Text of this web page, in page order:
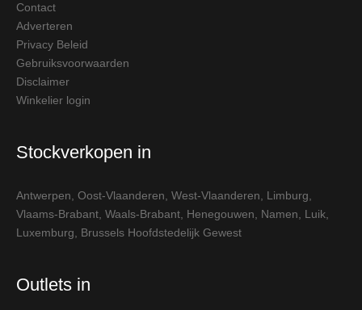
Contact
Adverteren
Privacy Beleid
Gebruiksvoorwaarden
Disclaimer
Winkelier login
Stockverkopen in
Antwerpen Oost-Vlaanderen West-Vlaanderen Limburg
Vlaams-Brabant Waals-Brabant Henegouwen Namen Luik
Luxemburg
Brussels Hoofdstedelijk Gewest
Outlets in